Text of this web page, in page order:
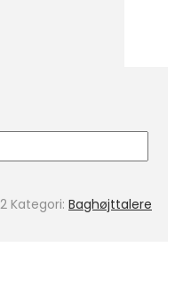
Kategori: Baghøjttalere